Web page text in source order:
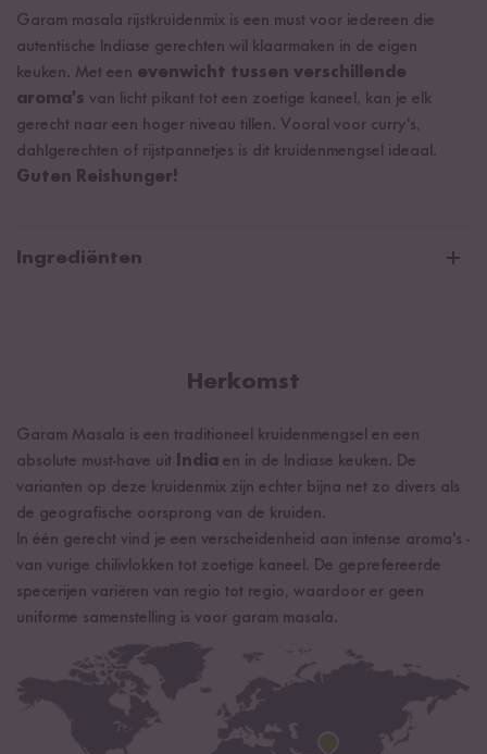
Garam masala rijstkruidenmix is een must voor iedereen die
autentische Indiase gerechten wil klaarmaken in de eigen
keuken. Met een evenwicht tussen verschillende
aroma's van licht pikant tot een zoetige kaneel, kan je elk
gerecht naar een hoger niveau tillen. Vooral voor curry's,
dahlgerechten of rijstpannetjes is dit kruidenmengsel ideaal.
Guten Reishunger!
Ingrediënten
*Ingrediënten uit gecontroleerde biologische teelt met het
¹Van Madagaskar
Herkomst
Garam Masala is een traditioneel kruidenmengsel en een
absolute must-have uit
India en in de Indiase keuken. De
varianten op deze kruidenmix zijn echter bijna net zo divers als
de geografische oorsprong van de kruiden.
In één gerecht vind je een verscheidenheid aan intense aroma's -
van vurige chilivlokken tot zoetige kaneel. De geprefereerde
specerijen variëren van regio tot regio, waardoor er geen
uniforme samenstelling is voor garam masala.